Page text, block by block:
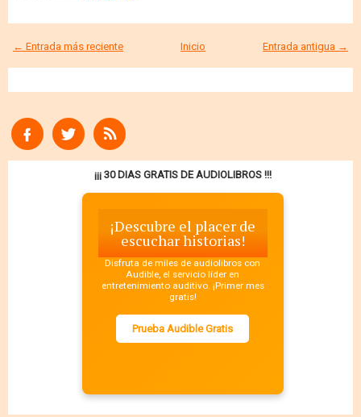
← Entrada más reciente Entrada antigua →
Inicio
¡¡¡ 30 DIAS GRATIS DE AUDIOLIBROS !!!
¡Descubre el placer de
escuchar historias!
Disfruta de miles de audiolibros con
Audible, el servicio líder en
entretenimiento auditivo. ¡Primer mes
gratis!
Prueba Audible Gratis